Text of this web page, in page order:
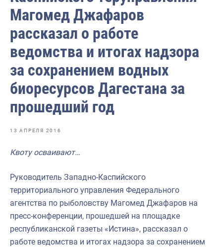
Выставки и конференции
Научно-практическая литература
События в России и мире
Магомед Джафаров
рассказал о работе
ведомства и итогах надзора
за сохранением водных
биоресурсов Дагестана за
прошедший год
13 АПРЕЛЯ 2016
Квоту осваивают…
Руководитель Западно-Каспийского
территориального управления Федерального
агентства по рыболовству Магомед Джафаров на
пресс-конференции, прошедшей на площадке
республиканской газеты «Истина», рассказал о
работе ведомства и итогах надзора за сохранением